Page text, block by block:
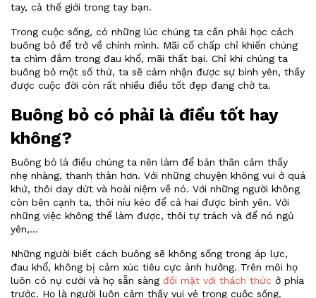
tay, cả thế giới trong tay bạn.
Trong cuộc sống, có những lúc chúng ta cần phải học cách
buông bỏ để trở về chính mình. Mãi cố chấp chỉ khiến chúng
ta chìm đắm trong đau khổ, mãi thất bại. Chỉ khi chúng ta
buông bỏ một số thứ, ta sẽ cảm nhận được sự bình yên, thấy
được cuộc đời còn rất nhiều điều tốt đẹp đang chờ ta.
Buông bỏ có phải là điều tốt hay
không?
Buông bỏ là điều chúng ta nên làm để bản thân cảm thấy
nhẹ nhàng, thanh thản hơn. Với những chuyện không vui ở quá
khứ, thôi day dứt và hoài niệm về nó. Với những người không
còn bên cạnh ta, thôi níu kéo để cả hai được bình yên. Với
những việc không thể làm được, thôi tự trách và để nó ngủ
yên,...
Những người biết cách buông sẽ không sống trong áp lực,
đau khổ, không bị cảm xúc tiêu cực ảnh hưởng. Trên môi họ
luôn có nụ cười và họ sẵn sàng đối mặt với thách thức ở phía
trước. Họ là người luôn cảm thấy vui vẻ trong cuộc sống.